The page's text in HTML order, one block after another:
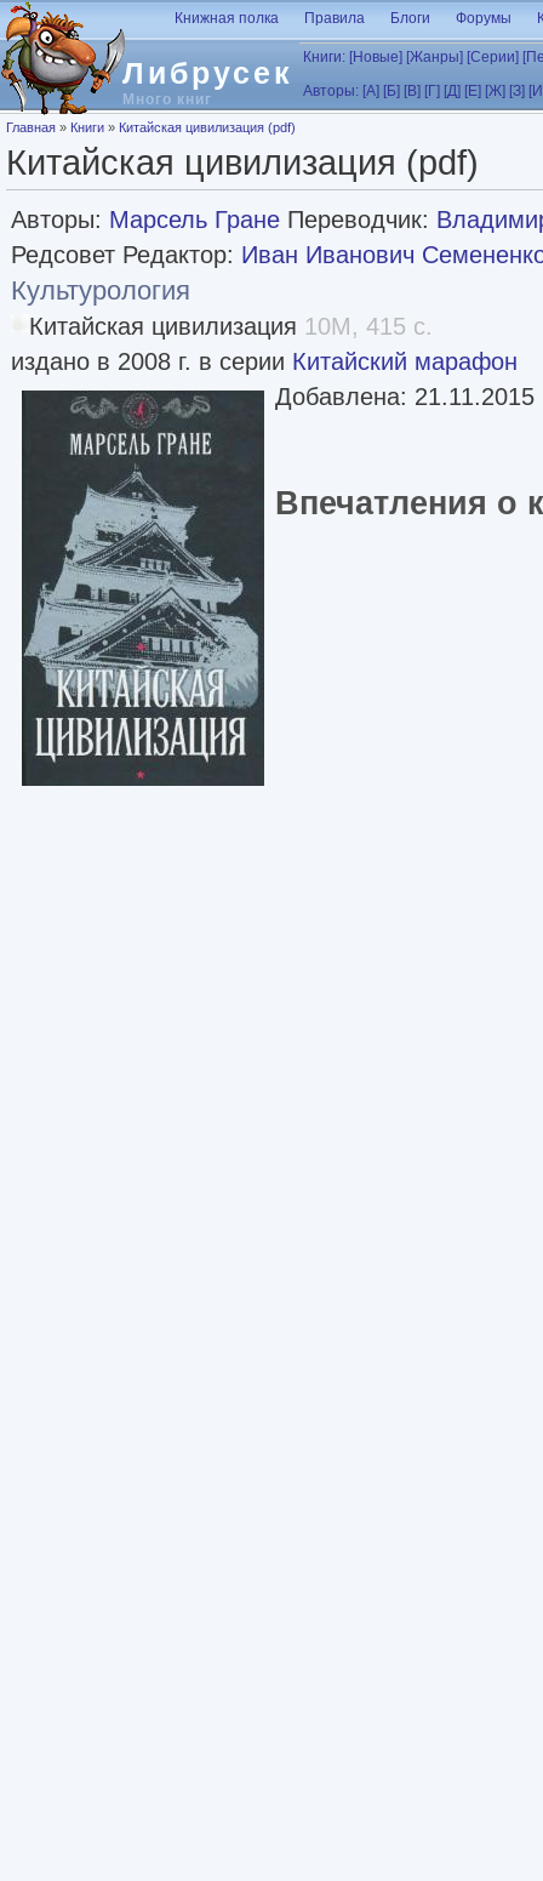
Перейти к основному содержанию
Либрусек
Много книг
Книжная полка Правила Блоги Форумы
Книги: [Новые] [Жанры] [Серии]
Авторы: [А] [Б] [В] [Г] [Д] [Е] [Ж] [З]
Вы здесь
Главная » Книги » Китайская цивилизация (pdf)
Китайская цивилизация (pdf)
Авторы: Марсель Гране Переводчик:
Редсовет Редактор: Иван Иванович
Культурология
Китайская цивилизация 10M, 415 с.
издано в 2008 г. в серии Китайский марафон
Добавлена: 21.11.2015
Впечатления о